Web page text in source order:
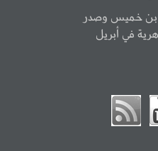
بن خميس وصدر
في أبريل